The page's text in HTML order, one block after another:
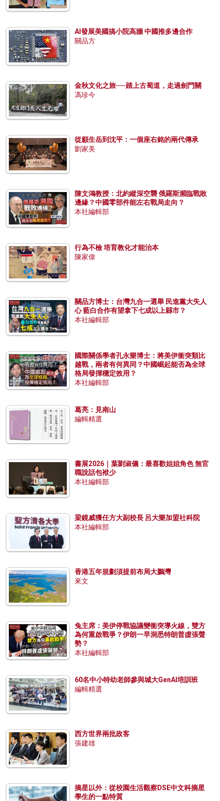
AI發展美國搞小院高牆 中國推多邊合作
關品方
金秋文化之旅──踏上古蜀道，走過劍門關
馮珍今
從顧生岳到沈平：一個座右銘的兩代傳承
劉家美
陳文鴻教授：北約縱深空襲 俄羅斯瀕臨戰敗
邊緣？中國零部件能左右戰局走向？
本社編輯部
行為不檢 培育教化才能治本
陳家偉
關品方博士：台灣九合一選舉 民進黨大失人
心 藍白合作有望拿下七成以上縣市？
本社編輯部
國際關係學者孔永樂博士：將美伊衝突類比
越戰，兩者有何異同？中國崛起能否為全球
格局發揮穩定效用？
本社編輯部
葛亮：見南山
編輯精選
書展2026｜葉劉淑儀：最喜歡姐姐角色 無官
職說話包袱少
本社編輯部
梁鏡威獲任方大副校長 呂大樂加盟社科院
本社編輯部
香港五年規劃須提前布局大鵬灣
來文
兔主席：美伊停戰協議變衝突導火線，雙方
為何重啟戰爭？伊朗一早洞悉特朗普虛張聲
勢？
本社編輯部
60名中小特幼老師參與城大GenAI培訓班
編輯精選
西方世界兩批政客
張建雄
摘星以外：從校園生活觀察DSE中文科摘星
學生的一點特質